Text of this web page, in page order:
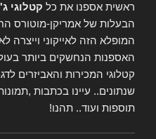
ראשית אספנו את כל קטלוגי
הבעלות של אמריקן-מוטורס
המופלא הזה לאייקוני וייצרה
האספנות הנחשקים ביותר
קטלוגי המכירות והאביזרים
שנתונים.. עיינו בכתבות
תוספות ועוד.. תהנו!